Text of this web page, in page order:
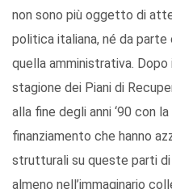
non sono più oggetto di
politica italiana, né da
quella amministrativa.
stagione dei Piani di
alla fine degli anni ‘90 con
finanziamento che hanno
strutturali su queste parti
almeno nell’immaginario